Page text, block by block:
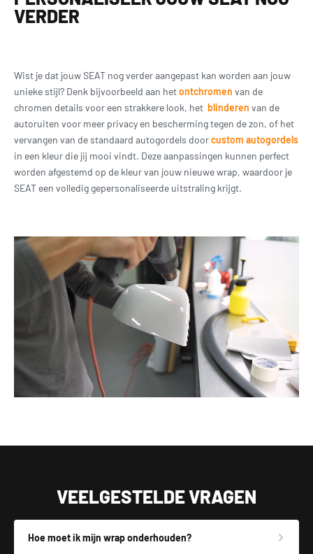
VERDER
Wist je dat jouw SEAT nog verder aangepast kan worden aan jouw
unieke stijl? Denk bijvoorbeeld aan hetontchromen van de
chromen details voor een strakkere look, het blinderen van de
autoruiten voor meer privacy en bescherming tegen de zon, of het
vervangen van de standaard autogordels doorcustom autogordels
in een kleur die jij mooi vindt. Deze aanpassingen kunnen perfect
worden afgestemd op de kleur van jouw nieuwe wrap, waardoor je
SEAT een volledig gepersonaliseerde uitstraling krijgt.
VEELGESTELDE VRAGEN
Hoe moet ik mijn wrap onderhouden?